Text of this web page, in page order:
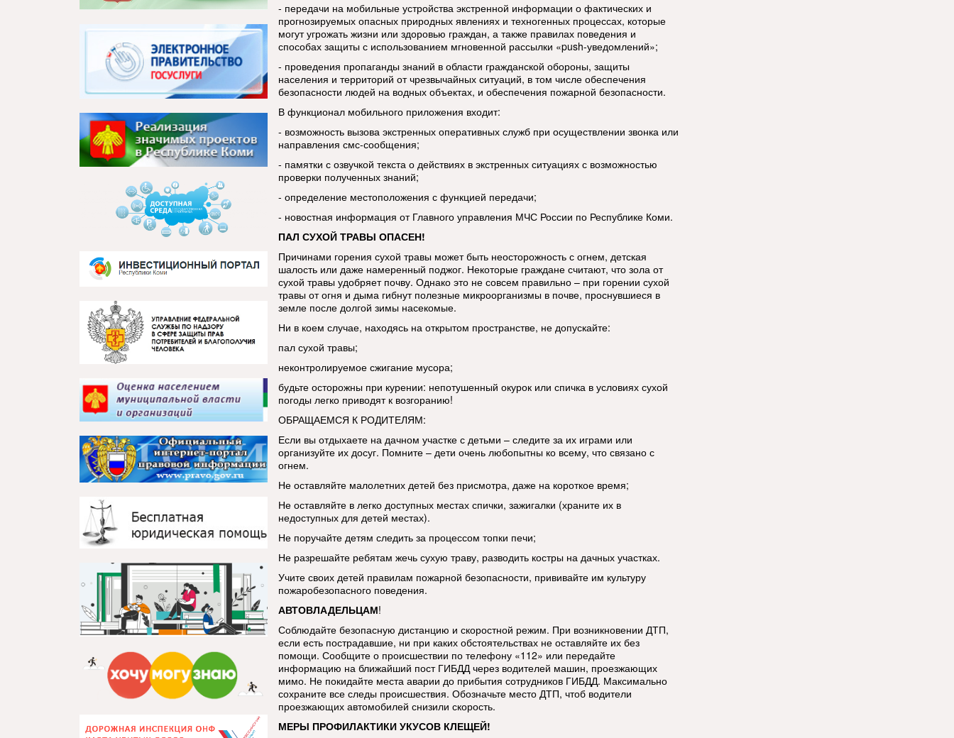
- передачи на мобильные устройства экстренной информации о фактических и
прогнозируемых опасных природных явлениях и техногенных процессах, которые
могут угрожать жизни или здоровью граждан, а также правилах поведения и
способах защиты с использованием мгновенной рассылки «push-уведомлений»;
- проведения пропаганды знаний в области гражданской обороны, защиты
населения и территорий от чрезвычайных ситуаций, в том числе обеспечения
безопасности людей на водных объектах, и обеспечения пожарной безопасности.
В функционал мобильного приложения входит:
- возможность вызова экстренных оперативных служб при осуществлении звонка или
направления смс-сообщения;
- памятки с озвучкой текста о действиях в экстренных ситуациях с возможностью
проверки полученных знаний;
- определение местоположения с функцией передачи;
- новостная информация от Главного управления МЧС России по Республике Коми.
ПАЛ СУХОЙ ТРАВЫ ОПАСЕН!
Причинами горения сухой травы может быть неосторожность с огнем, детская
шалость или даже намеренный поджог. Некоторые граждане считают, что зола от
сухой травы удобряет почву. Однако это не совсем правильно – при горении сухой
травы от огня и дыма гибнут полезные микроорганизмы в почве, проснувшиеся в
земле после долгой зимы насекомые.
Ни в коем случае, находясь на открытом пространстве, не допускайте:
пал сухой травы;
неконтролируемое сжигание мусора;
будьте осторожны при курении: непотушенный окурок или спичка в условиях сухой
погоды легко приводят к возгоранию!
ОБРАЩАЕМСЯ К РОДИТЕЛЯМ:
Если вы отдыхаете на дачном участке с детьми – следите за их играми или
организуйте их досуг. Помните – дети очень любопытны ко всему, что связано с
огнем.
Не оставляйте малолетних детей без присмотра, даже на короткое время;
Не оставляйте в легко доступных местах спички, зажигалки (храните их в
недоступных для детей местах).
Не поручайте детям следить за процессом топки печи;
Не разрешайте ребятам жечь сухую траву, разводить костры на дачных участках.
Учите своих детей правилам пожарной безопасности, прививайте им культуру
пожаробезопасного поведения.
АВТОВЛАДЕЛЬЦАМ!
Соблюдайте безопасную дистанцию и скоростной режим. При возникновении ДТП,
если есть пострадавшие, ни при каких обстоятельствах не оставляйте их без
помощи. Сообщите о происшествии по телефону «112» или передайте
информацию на ближайший пост ГИБДД через водителей машин, проезжающих
мимо. Не покидайте места аварии до прибытия сотрудников ГИБДД. Максимально
сохраните все следы происшествия. Обозначьте место ДТП, чтоб водители
проезжающих автомобилей снизили скорость.
МЕРЫ ПРОФИЛАКТИКИ УКУСОВ КЛЕЩЕЙ!